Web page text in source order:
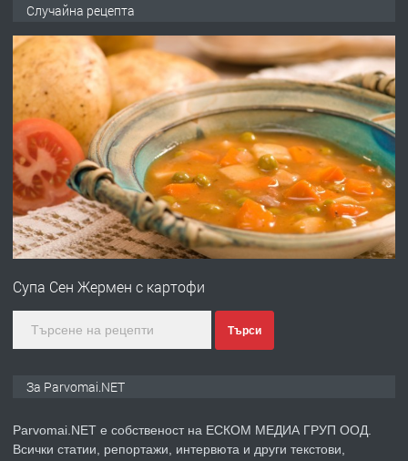
преди 1 година
ПРЕДЛАГА
Първи поход "По стъпките на Ангел
Войвода"
преди 1 година
ПРЕДЛАГА
Монтажник на малки детайли за
преди 1 година
Случайна рецепта
Супа Сен Жермен с картофи
Търси
За Parvomai.NET
Parvomai.NET е собственост на ЕСКОМ МЕДИА ГРУП ООД.
Всички статии, репортажи, интервюта и други текстови,